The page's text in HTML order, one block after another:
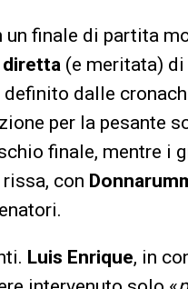
finale di partita
diretta (e meritata) di
definito dalle
per la pesante
finale, mentre i
con
Luis Enrique, in